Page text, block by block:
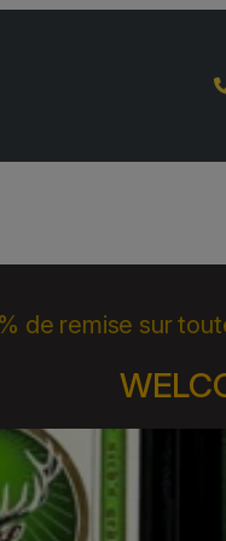
de remise sur